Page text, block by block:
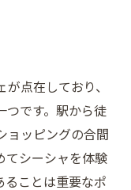
点在しており、
つです。駅から徒
ョッピングの合間
てシーシャを体験
ることは重要なポ